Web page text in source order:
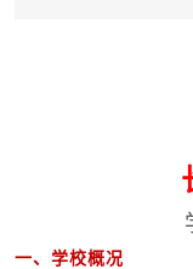
一、学校概况